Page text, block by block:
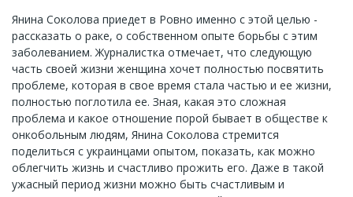
Янина Соколова приедет в Ровно именно с этой целью -
рассказать о раке, о собственном опыте борьбы с этим
заболеванием. Журналистка отмечает, что следующую
часть своей жизни женщина хочет полностью посвятить
проблеме, которая в свое время стала частью и ее жизни,
полностью поглотила ее. Зная, какая это сложная
проблема и какое отношение порой бывает в обществе к
онкобольным людям, Янина Соколова стремится
поделиться с украинцами опытом, показать, как можно
облегчить жизнь и счастливо прожить его. Даже в такой
ужасный период жизни можно быть счастливым и